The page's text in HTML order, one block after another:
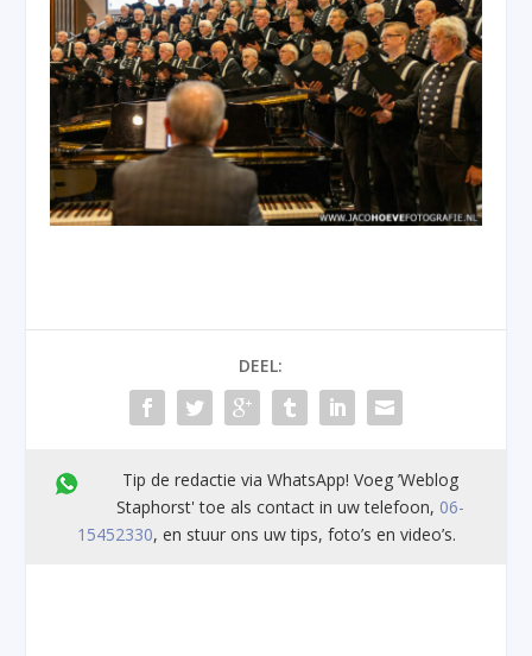
DEEL:
Tip de redactie via WhatsApp! Voeg ’Weblog
Staphorst' toe als contact in uw telefoon, 06-
15452330, en stuur ons uw tips, foto’s en video’s.